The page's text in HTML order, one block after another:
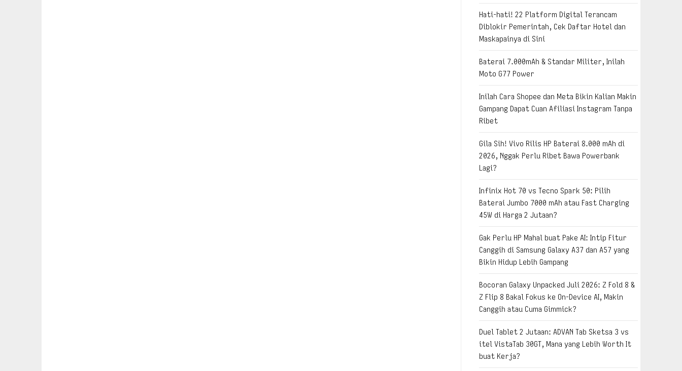
Hati-hati! 22 Platform Digital Terancam
Diblokir Pemerintah, Cek Daftar Hotel dan
Maskapainya di Sini
Baterai 7.000mAh & Standar Militer, Inilah
Moto G77 Power
Inilah Cara Shopee dan Meta Bikin Kalian Makin
Gampang Dapat Cuan Afiliasi Instagram Tanpa
Ribet
Gila Sih! Vivo Rilis HP Baterai 8.000 mAh di
2026, Nggak Perlu Ribet Bawa Powerbank
Lagi?
Infinix Hot 70 vs Tecno Spark 50: Pilih
Baterai Jumbo 7000 mAh atau Fast Charging
45W di Harga 2 Jutaan?
Gak Perlu HP Mahal buat Pake AI: Intip Fitur
Canggih di Samsung Galaxy A37 dan A57 yang
Bikin Hidup Lebih Gampang
Bocoran Galaxy Unpacked Juli 2026: Z Fold 8 &
Z Flip 8 Bakal Fokus ke On-Device AI, Makin
Canggih atau Cuma Gimmick?
Duel Tablet 2 Jutaan: ADVAN Tab Sketsa 3 vs
itel VistaTab 30GT, Mana yang Lebih Worth It
buat Kerja?